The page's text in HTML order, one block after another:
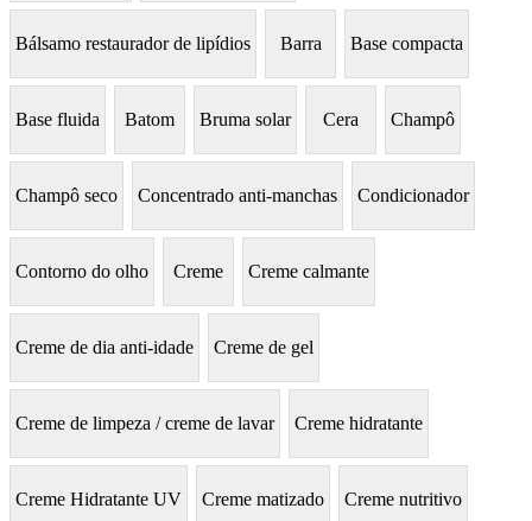
Bálsamo restaurador de lipídios Barra Base compacta
Base fluida Batom Bruma solar Cera Champô
Champô seco Concentrado anti-manchas Condicionador
Contorno do olho Creme Creme calmante
Creme de dia anti-idade Creme de gel
Creme de limpeza / creme de lavar Creme hidratante
Creme Hidratante UV Creme matizado Creme nutritivo